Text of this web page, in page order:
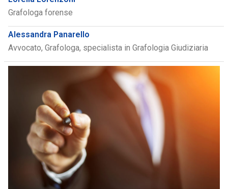
Grafologa forense
Alessandra Panarello
Avvocato, Grafologa, specialista in Grafologia Giudiziaria